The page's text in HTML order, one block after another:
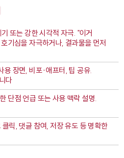
또는 강한 시각적 자극. "이거
기심을 자극하거나, 결과물을 먼저
용 장면, 비포·애프터, 팁 공유.
다
단점 언급 또는 사용 맥락 설명.
클릭, 댓글 참여, 저장 유도 등 명확한